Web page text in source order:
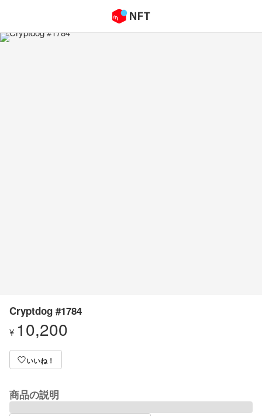
Cryptdog #1784
¥ 10,200
いいね！
商品の説明